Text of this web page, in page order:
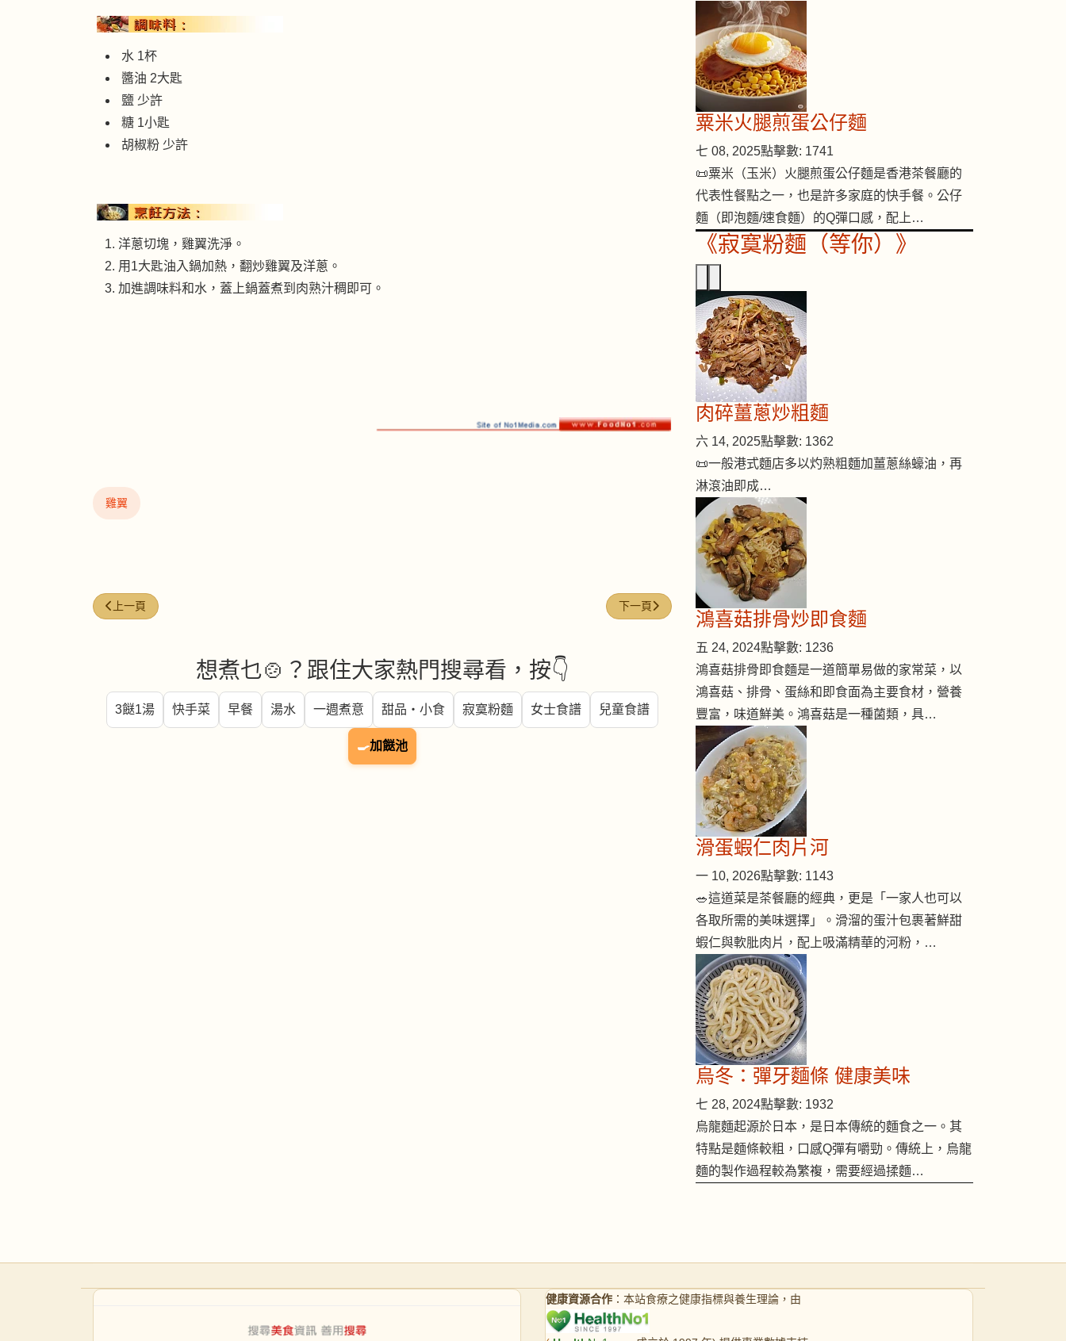
水 1杯
醬油 2大匙
鹽 少許
糖 1小匙
胡椒粉 少許
洋蔥切塊，雞翼洗淨。
用1大匙油入鍋加熱，翻炒雞翼及洋蔥。
加進調味料和水，蓋上鍋蓋煮到肉熟汁稠即可。
雞翼
上一篇文章: 泰式甜酸雞翼
上一頁 下一篇文章: 金針雲耳蒸雞
下一頁
想煮乜🍲？跟住大家熱門搜尋看，按👇
3餸1湯 快手菜 早餐 湯水 一週煮意 甜品・小食 寂寞粉麵 女士食譜 兒童食譜
🍳加餸池
粟米火腿煎蛋公仔麵
七 08, 2025點擊數: 1741
📜粟米（玉米）火腿煎蛋公仔麵是香港茶餐廳的
代表性餐點之一，也是許多家庭的快手餐。公仔
麵（即泡麵/速食麵）的Q彈口感，配上…
《寂寞粉麵（等你）》
肉碎薑蔥炒粗麵
六 14, 2025點擊數: 1362
📜一般港式麵店多以灼熟粗麵加薑蔥絲蠔油，再
淋滾油即成…
鴻喜菇排骨炒即食麵
五 24, 2024點擊數: 1236
鴻喜菇排骨即食麵是一道簡單易做的家常菜，以
鴻喜菇、排骨、蛋絲和即食面為主要食材，營養
豐富，味道鮮美。鴻喜菇是一種菌類，具…
滑蛋蝦仁肉片河
一 10, 2026點擊數: 1143
🥗這道菜是茶餐廳的經典，更是「一家人也可以
各取所需的美味選擇」。滑溜的蛋汁包裹著鮮甜
蝦仁與軟肶肉片，配上吸滿精華的河粉，…
烏冬：彈牙麵條 健康美味
七 28, 2024點擊數: 1932
烏龍麵起源於日本，是日本傳統的麵食之一。其
特點是麵條較粗，口感Q彈有嚼勁。傳統上，烏龍
麵的製作過程較為繁複，需要經過揉麵…
健康資源合作 ：本站食療之健康指標與養生理論，由